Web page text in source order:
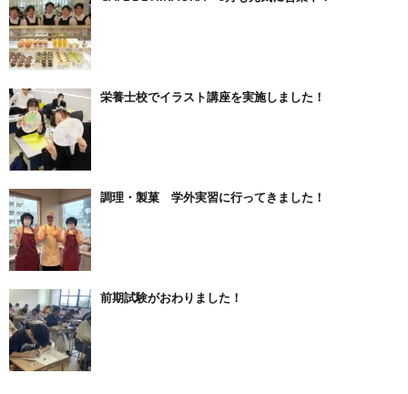
栄養士校でイラスト講座を実施しました！
調理・製菓 学外実習に行ってきました！
前期試験がおわりました！